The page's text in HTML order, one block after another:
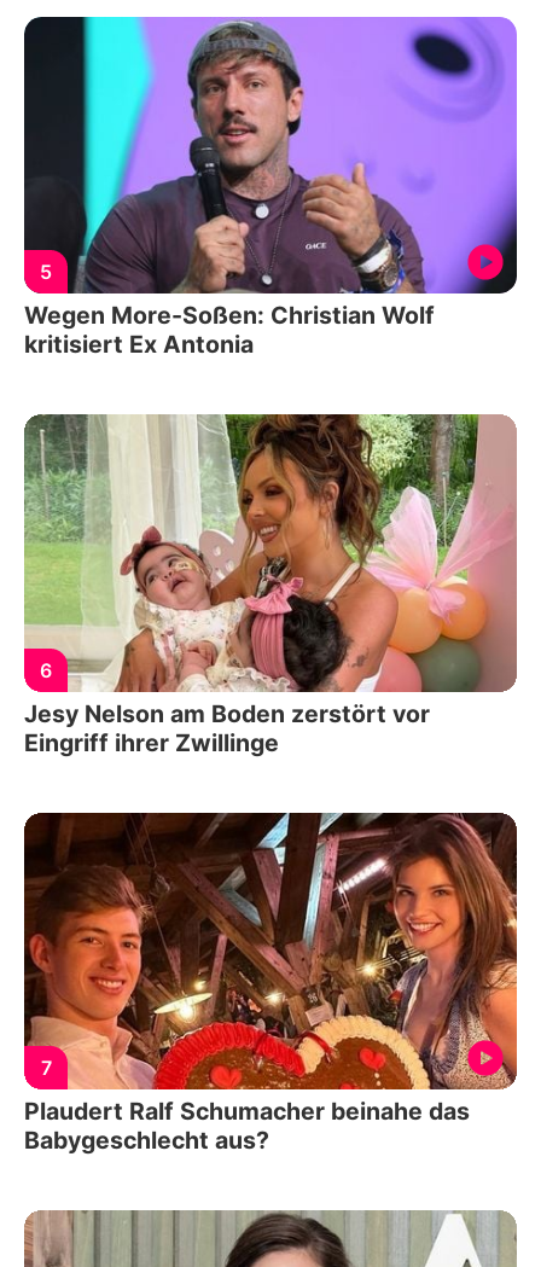
5
Wegen More-Soßen: Christian Wolf
kritisiert Ex Antonia
6
Jesy Nelson am Boden zerstört vor
Eingriff ihrer Zwillinge
7
Plaudert Ralf Schumacher beinahe das
Babygeschlecht aus?